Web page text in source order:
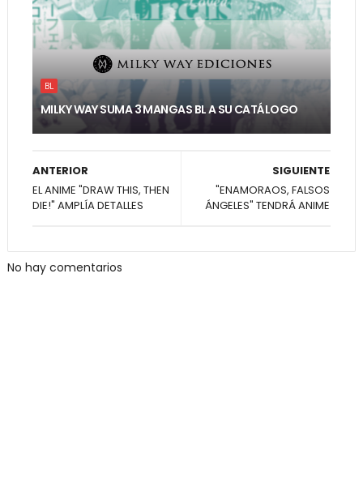
BL
MILKY WAY SUMA 3 MANGAS BL A SU CATÁLOGO
SIGUIENTE
"ENAMORAOS, FALSOS
ÁNGELES" TENDRÁ ANIME
ANTERIOR
EL ANIME "DRAW THIS, THEN
DIE!" AMPLÍA DETALLES
No hay comentarios